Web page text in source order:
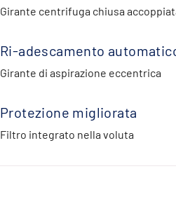
Girante centrifuga chiusa
Ri-adescamento
Girante di aspirazione eccentrica
Protezione migliorata
Filtro integrato nella voluta